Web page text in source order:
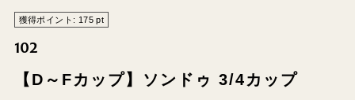
獲得ポイント: 175 pt
102
【D～Fカップ】ソンドゥ 3/4カップ